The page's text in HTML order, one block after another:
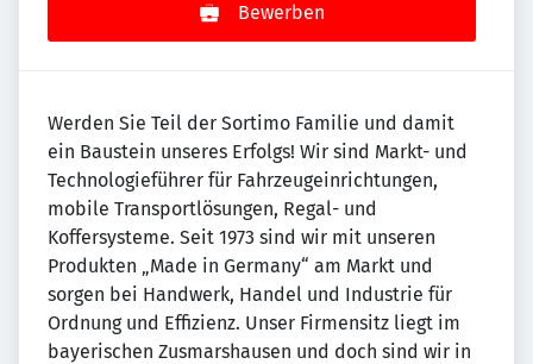
Bewerben
Werden Sie Teil der Sortimo Familie und damit
ein Baustein unseres Erfolgs! Wir sind Markt- und
Technologieführer für Fahrzeugeinrichtungen,
mobile Transportlösungen, Regal- und
Koffersysteme. Seit 1973 sind wir mit unseren
Produkten „Made in Germany“ am Markt und
sorgen bei Handwerk, Handel und Industrie für
Ordnung und Effizienz. Unser Firmensitz liegt im
bayerischen Zusmarshausen und doch sind wir in